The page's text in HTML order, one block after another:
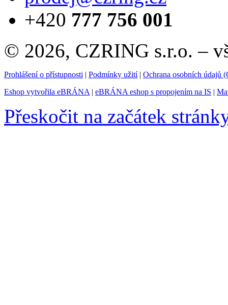
+420 777 756 001
© 2026, CZRING s.r.o. –
Prohlášení o přístupnosti | Podmínky užití| Ochrana osobních údajů
Eshop vytvořila eBRÁNA | eBRÁNA eshop s propojením na IS |
Přeskočit na začátek